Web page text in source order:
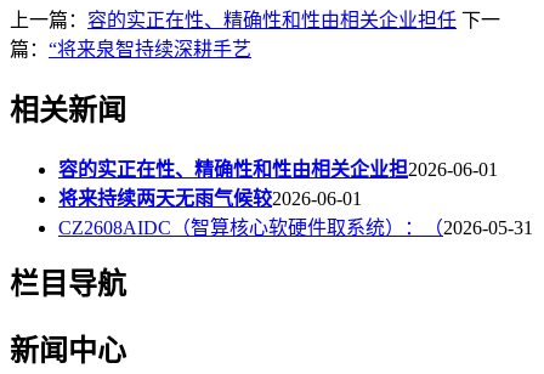
上一篇： 容的实正在性、精确性和性由相关企业担任 下一
篇： “将来泉智持续深耕手艺
相关新闻
容的实正在性、精确性和性由相关企业担2026-06-01
将来持续两天无雨气候较2026-06-01
CZ2608AIDC（智算核心软硬件取系统）：（2026-05-31
栏目导航
新闻中心